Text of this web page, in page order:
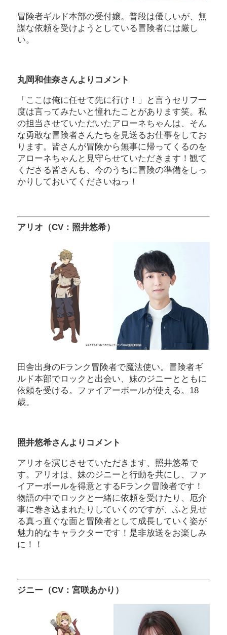
冒険者ギルド本部の受付嬢。普段は優しいが、無
謀な依頼を受けようとしている冒険者には厳し
い。
丸岡和佳奈さんよりコメント
「ここは俺に任せて先に行け！」と言うセリフ一
度は言ってみたいと憧れたことがあります笑。私
の担当させていただいたアローネちゃんは、そん
な勇敢な冒険者さんたちを見送るお仕事をしてお
ります。皆さんが冒険から無事に帰ってくるのを
アローネちゃんと見守らせていただきます！観て
くださる皆さんも、今のうちに冒険の準備をしっ
かりしておいてくださいねっ！
アリオ（CV：照井悠希）
田舎出身のFランク冒険者で魔法使い。冒険者ギ
ルド本部でロックと出会い、妹のジニーとともに
依頼を受ける。ファイアーボールが使える。18
歳。
照井悠希さんよりコメント
アリオを演じさせていただきます、照井悠希で
す。アリオは、妹のジニーと行動を共にし、ファ
イアーボールを得意とするFランク冒険者です！
物語の中でロックと一緒に依頼を受けたり、厄介
事に巻き込まれたりしていくのですが、ふと見せ
る真っ直ぐな面と冒険者として成長していく姿が
魅力的なキャラクターです！是非放送をお楽しみ
に！！
ジニー（CV：宮咲あかり）